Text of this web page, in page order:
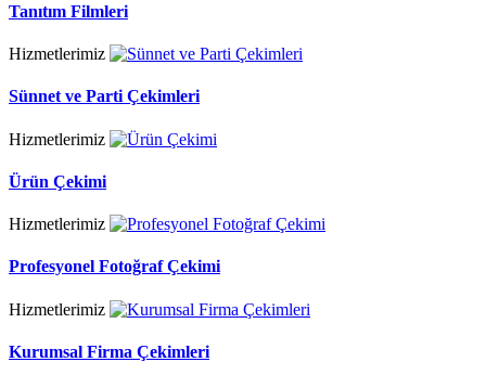
Tanıtım Filmleri
Hizmetlerimiz
Sünnet ve Parti Çekimleri
Hizmetlerimiz
Ürün Çekimi
Hizmetlerimiz
Profesyonel Fotoğraf Çekimi
Hizmetlerimiz
Kurumsal Firma Çekimleri